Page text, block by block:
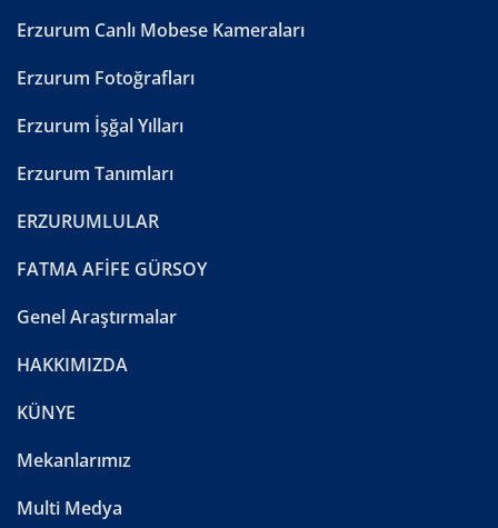
Erzurum Canlı Mobese Kameraları
Erzurum Fotoğrafları
Erzurum İşğal Yılları
Erzurum Tanımları
ERZURUMLULAR
FATMA AFİFE GÜRSOY
Genel Araştırmalar
HAKKIMIZDA
KÜNYE
Mekanlarımız
Multi Medya